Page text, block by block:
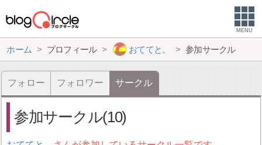
MENU
ホーム プロフィール おててと。 参加サークル
フォロー フォロワー サークル
参加サークル(10)